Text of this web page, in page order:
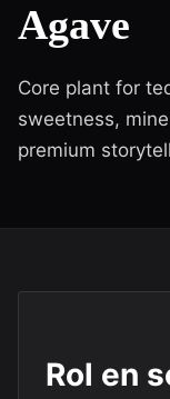
Agave
Core plant for
sweetness,
premium
Rol en